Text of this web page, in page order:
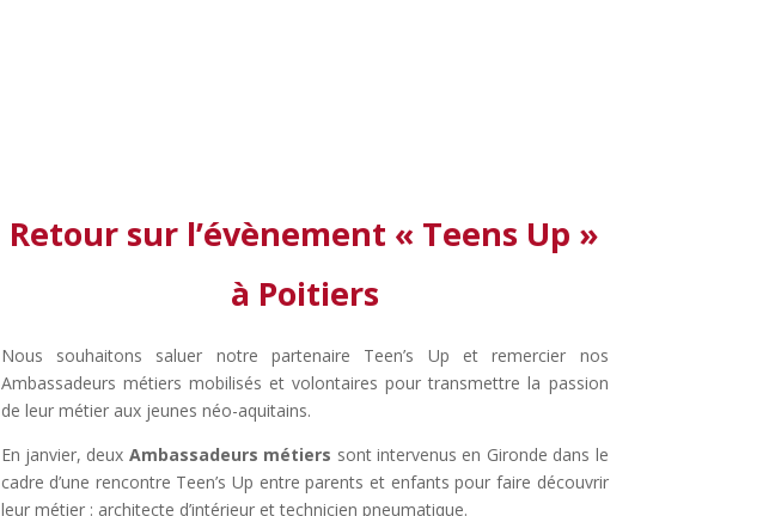
Retour sur l’évènement « Teens Up »
à Poitiers
Nous souhaitons saluer notre partenaire Teen’s Up et remercier nos
Ambassadeurs métiers mobilisés et volontaires pour transmettre la passion
de leur métier aux jeunes néo-aquitains.
En janvier, deux Ambassadeurs métiers sont intervenus en Gironde dans le
cadre d’une rencontre Teen’s Up entre parents et enfants pour faire découvrir
leur métier : architecte d’intérieur et technicien pneumatique.